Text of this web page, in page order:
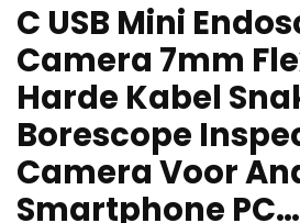
C USB Mini
Camera 7mm
Harde Kabel
Borescope
Camera Voor
Smartphone PC…